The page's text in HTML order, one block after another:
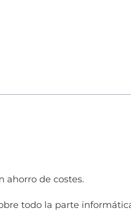
ahorro de costes.
todo la parte